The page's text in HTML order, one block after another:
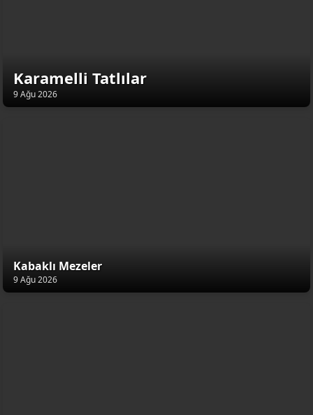
Karamelli Tatlılar
9 Ağu 2026
Kabaklı Mezeler
9 Ağu 2026